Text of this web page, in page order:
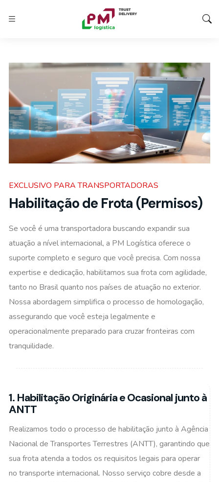
EXCLUSIVO PARA TRANSPORTADORAS
Habilitação de Frota (Permisos)
Se você é uma transportadora buscando expandir sua
atuação a nível internacional, a PM Logística oferece o
suporte completo e seguro que você precisa. Com nossa
expertise e dedicação, habilitamos sua frota com agilidade,
tanto no Brasil quanto nos países de atuação no exterior.
Nossa abordagem simplifica o processo de homologação,
assegurando que você esteja legalmente e
operacionalmente preparado para cruzar fronteiras com
tranquilidade.
1. Habilitação Originária e Ocasional junto à
ANTT
Realizamos todo o processo de habilitação junto à Agência
Nacional de Transportes Terrestres (ANTT), garantindo que
sua frota atenda a todos os requisitos legais para operar
no transporte internacional. Nosso serviço cobre desde a